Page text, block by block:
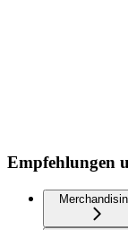
Empfehlungen